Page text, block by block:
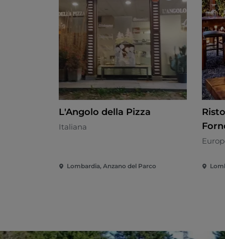
L'Angolo della Pizza
Italiana
Lombardia, Anzano del Parco